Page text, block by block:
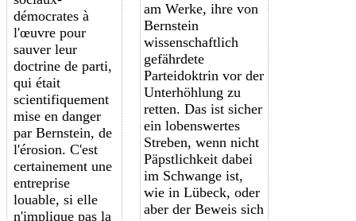
démocrates à
l'œuvre pour
sauver leur
doctrine de parti,
qui était
scientifiquement
mise en danger
par Bernstein, de
l'érosion. C'est
certainement une
entreprise
louable, si elle
n'implique pas la
am Werke, ihre von
Bernstein
wissenschaftlich
gefährdete
Parteidoktrin vor der
Unterhöhlung zu
retten. Das ist sicher
ein lobenswertes
Streben, wenn nicht
Päpstlichkeit dabei
im Schwange ist,
wie in Lübeck, oder
aber der Beweis sich